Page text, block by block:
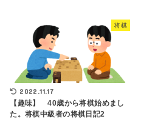
将棋
2022.11.17
【趣味】 40歳から将棋始めまし
た。将棋中級者の将棋日記2